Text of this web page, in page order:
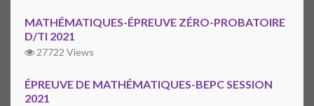
MATHÉMATIQUES-ÉPREUVE ZÉRO-PROBATOIRE
D/TI 2021
27722 Views
ÉPREUVE DE MATHÉMATIQUES-BEPC SESSION
2021